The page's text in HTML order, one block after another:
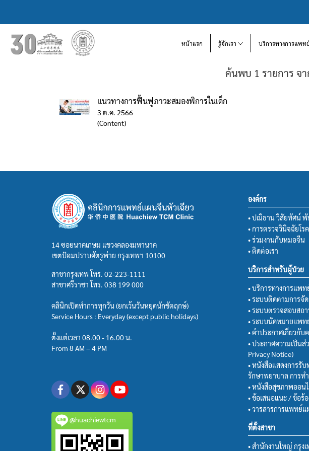
หน้าแรก รู้จักเรา บริการทางการแพ
ค้นพบ 1 รายการ จ
แนวทางการฟื้นฟูภาวะสมองพิการในเด็ก
3 ต.ค. 2566
(Content)
14 ซอยนาคเกษม แขวงคลองมหานาค
เขตป้อมปราบศัตรูพ่าย กรุงเทพฯ 10100
สาขากรุงเทพ โทร. 02-223-1111
สาขาศรีราชา โทร. 038 199 000
คลินิกเปิดทำการทุกวัน (ยกเว้นวันหยุดนักขัตฤกษ์)
Service Hours : Everyday (except public holidays)
ตั้งแต่เวลา 08.00 - 16.00 น.
From 8 AM – 4 PM
@huachiewtcm
องค์กร
• ปณิธาน วิสัยทัศน์ พั
• การตรวจวินิจฉัยโ
• ร่วมงานกับหมอจีน
• ติดต่อเรา
บริการสำหรับผู้ป่วย
• บริการทางการแพ
• ระบบติดตามการจั
• ระบบตรวจสอบสถ
• ระบบนัดหมายแพท
• คำประกาศเกี่ยวกับ
• ประกาศความเป็น
Privacy Notice)
• หนังสือแสดงการรั
รักษาพยาบาล การท
• หนังสือสุขภาพออน
• ข้อเสนอแนะ / ข้อร้อ
• วารสารการแพทย์
ที่ตั้งสาขา
• สำนักงานใหญ่ กรุง